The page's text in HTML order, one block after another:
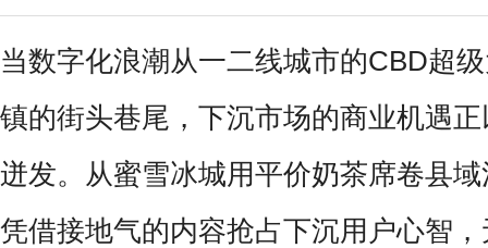
当数字化浪潮从一二线城市的CBD超
镇的街头巷尾，下沉市场的商业机遇
迸发。从蜜雪冰城用平价奶茶席卷县
凭借接地气的内容抢占下沉用户心智